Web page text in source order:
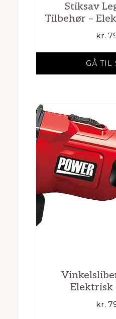
Stiksav
Tilbehør –
kr.
GÅ TIL
Elektrisk
kr.